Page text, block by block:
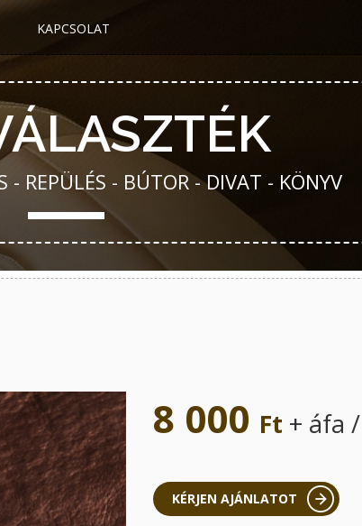
KAPCSOLAT
- REPÜLÉS - BÚTOR - DIVAT - KÖNYV
8 000 Ft + áfa
KÉRJEN AJÁNLATOT